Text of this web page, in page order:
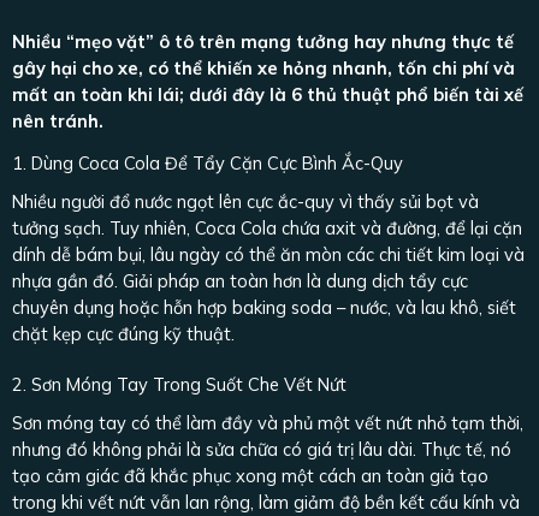
Nhiều “mẹo vặt” ô tô trên mạng tưởng hay nhưng thực tế
gây hại cho xe, có thể khiến xe hỏng nhanh, tốn chi phí và
mất an toàn khi lái; dưới đây là 6 thủ thuật phổ biến tài xế
nên tránh.
1. Dùng Coca Cola Để Tẩy Cặn Cực Bình Ắc-Quy
Nhiều người đổ nước ngọt lên cực ắc-quy vì thấy sủi bọt và
tưởng sạch. Tuy nhiên, Coca Cola chứa axit và đường, để lại cặn
dính dễ bám bụi, lâu ngày có thể ăn mòn các chi tiết kim loại và
nhựa gần đó. Giải pháp an toàn hơn là dung dịch tẩy cực
chuyên dụng hoặc hỗn hợp baking soda – nước, và lau khô, siết
chặt kẹp cực đúng kỹ thuật.
2. Sơn Móng Tay Trong Suốt Che Vết Nứt
Sơn móng tay có thể làm đầy và phủ một vết nứt nhỏ tạm thời,
nhưng đó không phải là sửa chữa có giá trị lâu dài. Thực tế, nó
tạo cảm giác đã khắc phục xong một cách an toàn giả tạo
trong khi vết nứt vẫn lan rộng, làm giảm độ bền kết cấu kính và